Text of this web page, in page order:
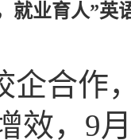
就业育人”
企合作
效，9